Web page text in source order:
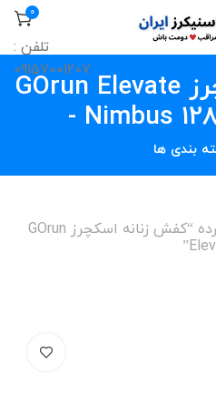
0
تلفن :
09157001207
کفش زنانه اسکچرز GOrun Elevate
- Nimbus
بندی ها
محصولات برچسب خورده “کفش زنانه اسکچرز GOrun